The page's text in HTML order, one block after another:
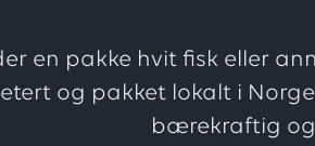
en pakke hvit fisk eller
og pakket lokalt i
bærekraftig